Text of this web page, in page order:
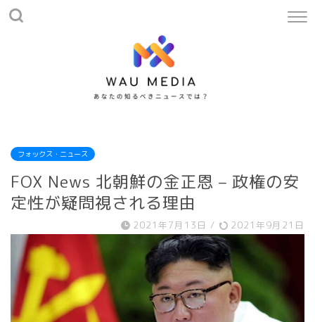
フォックス・ニュース
FOX News 北朝鮮の金正恩 – 政権の安
定性が疑問視される理由
2021年7月13日 / 2021年9月21日